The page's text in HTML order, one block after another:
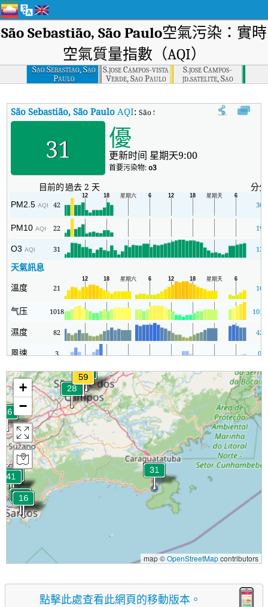
São Sebastião, São Paulo空氣污染：實時
空氣質量指數（AQI）
Sao Sebastiao, Sao
Paulo
S.jose Campos-vista
Verde, Sao Paulo
S.jose Campos-
jd.satelite, Sao
Paulo
São Sebastião, São Paulo AQI:São Sebastião, São Paulo實時空氣質
31 優
更新时间 星期天9:00
首要污染物:o3
目前的過去 2 天 分
PM2.5AQI 42 30
PM10AQI 22 19
O3AQI 31 12
天氣訊息
溫度 21 16
气压 1018 1010
濕度 82 42
風速 3 0
+
−
map ©OpenStreetMapcontributors
點擊此處查看此網頁的移動版本。